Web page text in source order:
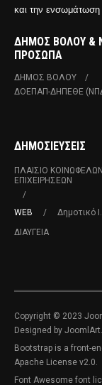
και την
ΔΗΜΟΣ ΒΟΛΟΥ &
ΠΡΟΣΩΠΑ
ΔΗΜΟΣ ΒΟΛΟΥ
ΔΟΕΠΑΠ-ΔΗΠΕΘΕ
ΔΗΜΟΣΙΕΥΣΕΙΣ
ΠΛΑΊΣΙΟ ΚΟΙΝΩΦΕΛΏΝ
ΕΠΙΧΕΙΡΉΣΕΩΝ
WEB
Δημοτικό
ΔΙΑΥΓΕΙΑ
Copyright © 2023
Designed by
Bootstrap is a front-
Apache License v2.0.
Font Awesome font